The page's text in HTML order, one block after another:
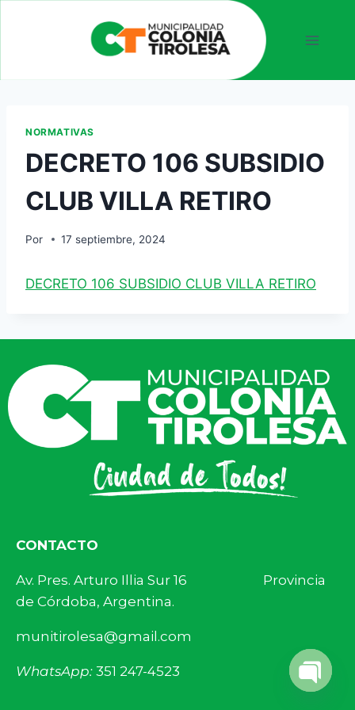
NORMATIVAS
DECRETO 106 SUBSIDIO
CLUB VILLA RETIRO
Por 17 septiembre, 2024
DECRETO 106 SUBSIDIO CLUB VILLA RETIRO
CONTACTO
Av. Pres. Arturo Illia Sur 16 Provincia
de Córdoba, Argentina.
munitirolesa@gmail.com
WhatsApp: 351 247-4523